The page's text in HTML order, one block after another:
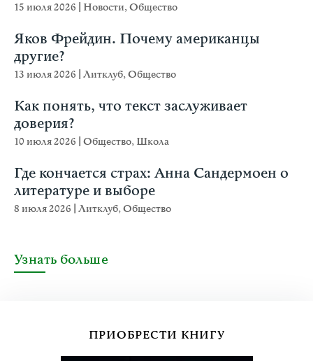
15 июля 2026 Новости,Общество
Яков Фрейдин. Почему американцы
другие?
13 июля 2026 Литклуб,Общество
Как понять, что текст заслуживает
доверия?
10 июля 2026 Общество, Школа
Где кончается страх: Анна Сандермоен о
литературе и выборе
8 июля 2026 Литклуб,Общество
Узнать больше
ПРИОБРЕСТИ КНИГУ